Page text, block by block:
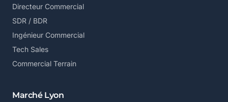
Directeur Commercial
SDR / BDR
Ingénieur Commercial
Tech Sales
Commercial Terrain
Marché Lyon